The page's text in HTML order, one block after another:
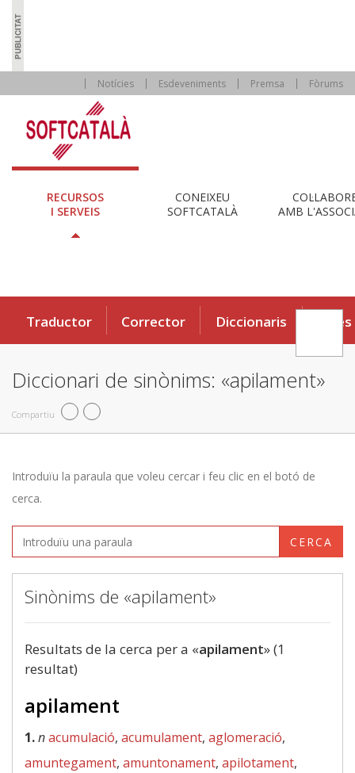
Notícies Esdeveniments Premsa Fòrums
RECURSOS
I SERVEIS
CONEIXEU
SOFTCATALÀ
AMB
Traductor Corrector Diccionaris Eines
Diccionari de sinònims: «apilament»
Compartiu
Introduïu la paraula que voleu cercar i feu clic en el botó de
cerca.
CERCA
Sinònims de «apilament»
Resultats de la cerca per a «apilament» (1
resultat)
apilament
1.nacumulació, acumulament, aglomeració,
amuntegament, amuntonament, apilotament,